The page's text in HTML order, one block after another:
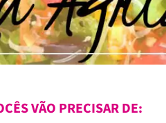
VÃO PRECISAR DE: